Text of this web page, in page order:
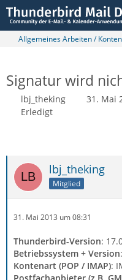
Allgemeines Arbeiten /
Signatur wird
lbj_theking 31. Mai
Erledigt
lbj_theking
Mitglied
31. Mai 2013 um 08:31
Thunderbird-Version:
Betriebssystem + Version
Kontenart (POP / IMAP):